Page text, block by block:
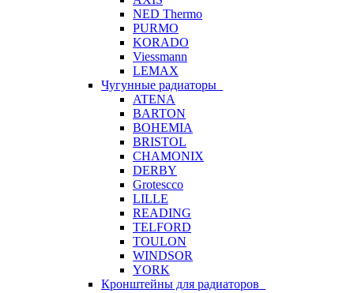
NED Thermo
PURMO
KORADO
Viessmann
LEMAX
Чугунные радиаторы
ATENA
BARTON
BOHEMIA
BRISTOL
CHAMONIX
DERBY
Grotescco
LILLE
READING
TELFORD
TOULON
WINDSOR
YORK
Кронштейны для радиаторов